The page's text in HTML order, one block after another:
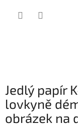
Jedlý papír
lovkyně
obrázek na